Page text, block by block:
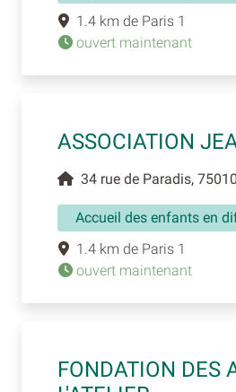
1.4 km de Paris 1
ouvert maintenant
ASSOCIATION
34 rue de Paradis,
Accueil des enfants en
1.4 km de Paris 1
ouvert maintenant
FONDATION DES